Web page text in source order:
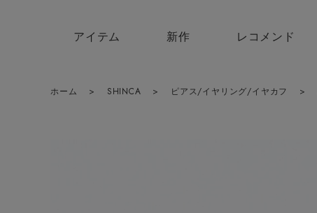
アイテム 新作 レコメンド
ホーム > SHINCA > ピアス/イヤリング/イヤカフ >